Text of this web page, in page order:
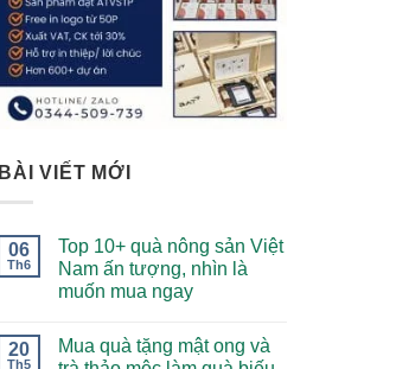
BÀI VIẾT MỚI
06
Th6
Top 10+ quà nông sản Việt
Nam ấn tượng, nhìn là
muốn mua ngay
20
Th5
Mua quà tặng mật ong và